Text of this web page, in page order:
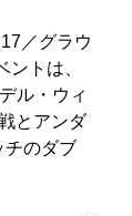
／グラウ
ントは、
ル・ウィ
とアンダ
チのダブ